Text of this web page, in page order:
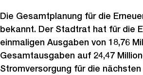
Die Gesamtplanung für die
bekannt. Der Stadtrat hat für die
einmaligen Ausgaben von 18,76
Gesamtausgaben auf 24,47
Stromversorgung für die